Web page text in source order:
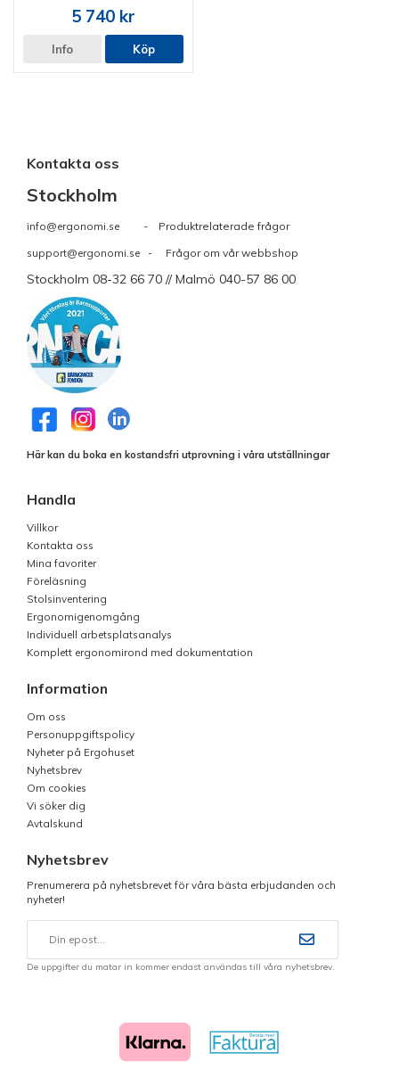
5 740 kr
Info Köp
Kontakta oss
Stockholm
info@ergonomi.se - Produktrelaterade frågor
support@ergonomi.se - Frågor om vår webbshop
Stockholm 08-32 66 70 // Malmö 040-57 86 00
Här kan du boka en kostandsfri utprovning i våra utställningar
Handla
Villkor
Kontakta oss
Mina favoriter
Föreläsning
Stolsinventering
Ergonomigenomgång
Individuell arbetsplatsanalys
Komplett ergonomirond med dokumentation
Information
Om oss
Personuppgiftspolicy
Nyheter på Ergohuset
Nyhetsbrev
Om cookies
Vi söker dig
Avtalskund
Nyhetsbrev
Prenumerera på nyhetsbrevet för våra bästa erbjudanden och
nyheter!
De uppgifter du matar in kommer endast användas till våra nyhetsbrev.